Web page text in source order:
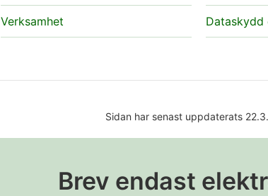
Verksamhet
Sidan har senast uppdaterats
Brev endast